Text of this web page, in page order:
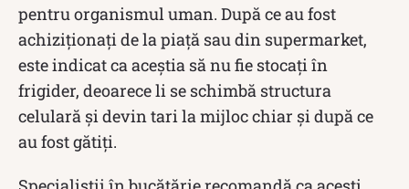
pentru organismul uman. După ce au fost
achiziționați de la piață sau din supermarket,
este indicat ca aceștia să nu fie stocați în
frigider, deoarece li se schimbă structura
celulară și devin tari la mijloc chiar și după ce
au fost gătiți.